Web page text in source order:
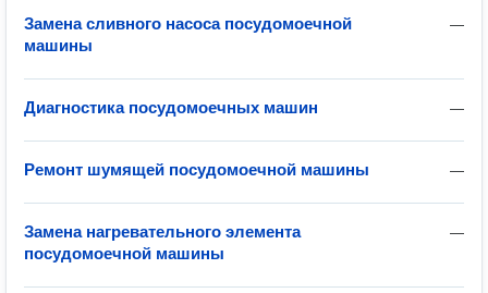
—
Замена сливного насоса посудомоечной
машины
—
Диагностика посудомоечных машин
—
Ремонт шумящей посудомоечной машины
—
Замена нагревательного элемента
посудомоечной машины